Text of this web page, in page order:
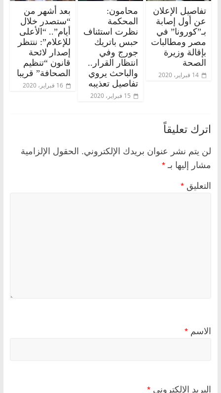
تفاصيل الإعلان
عن أول إصابة
بـ”كورونا” في
مصر ومطالبات
بإقالة وزيرة
الصحة
14 فبراير، 2020
محامون:
المحكمة
نظرت استئناف
حبس باتريك
جورج وفي
انتظار القرار..
والباحث يروي
تفاصيل تعذيبه
15 فبراير، 2020
بعد أشهر من
“ستصدر خلال
أيام”.. “الأعلى
للإعلام”: ننتظر
إصدار لائحة
قانون “تنظيم
الصحافة” قريبا
16 فبراير، 2020
اترك تعليقاً
لن يتم نشر عنوان بريدك الإلكتروني. الحقول الإلزامية
مشار إليها بـ *
التعليق *
الاسم *
البريد الإلكتروني *